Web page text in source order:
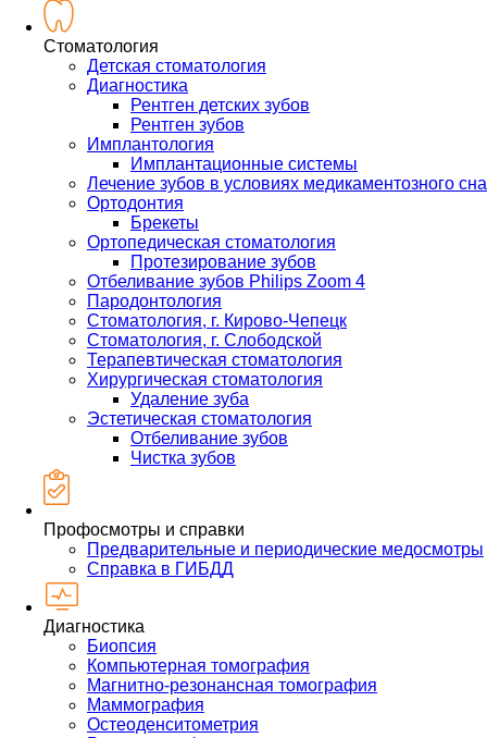
Стоматология
Детская стоматология
Диагностика
Рентген детских зубов
Рентген зубов
Имплантология
Имплантационные системы
Лечение зубов в условиях медикаментозного сна
Ортодонтия
Брекеты
Ортопедическая стоматология
Протезирование зубов
Отбеливание зубов Philips Zoom 4
Пародонтология
Стоматология, г. Кирово-Чепецк
Стоматология, г. Слободской
Терапевтическая стоматология
Хирургическая стоматология
Удаление зуба
Эстетическая стоматология
Отбеливание зубов
Чистка зубов
Профосмотры и справки
Предварительные и периодические медосмотры
Справка в ГИБДД
Диагностика
Биопсия
Компьютерная томография
Магнитно-резонансная томография
Маммография
Остеоденситометрия